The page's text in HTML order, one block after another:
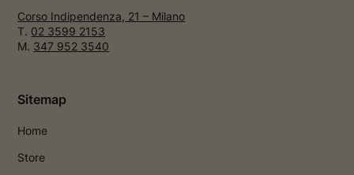
Corso Indipendenza, 21 – Milano
T. 02 3599 2153
M. 347 952 3540
Sitemap
Home
Store